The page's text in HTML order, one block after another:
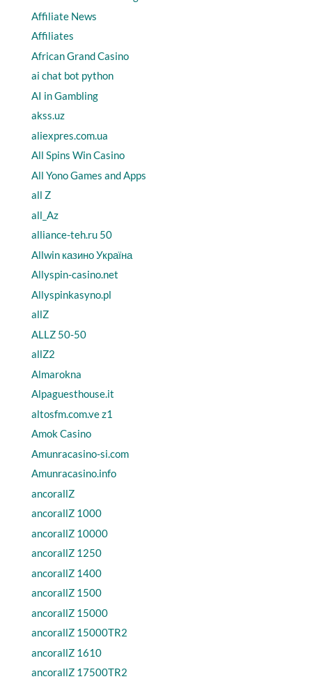
Affiliate News
Affiliates
African Grand Casino
ai chat bot python
AI in Gambling
akss.uz
aliexpres.com.ua
All Spins Win Casino
All Yono Games and Apps
all Z
all_Az
alliance-teh.ru 50
Allwin казино Україна
Allyspin-casino.net
Allyspinkasyno.pl
allZ
ALLZ 50-50
allZ2
Almarokna
Alpaguesthouse.it
altosfm.com.ve z1
Amok Casino
Amunracasino-si.com
Amunracasino.info
ancorallZ
ancorallZ 1000
ancorallZ 10000
ancorallZ 1250
ancorallZ 1400
ancorallZ 1500
ancorallZ 15000
ancorallZ 15000TR2
ancorallZ 1610
ancorallZ 17500TR2